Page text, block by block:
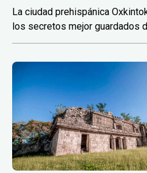
La ciudad prehispánica
los secretos mejor guardados